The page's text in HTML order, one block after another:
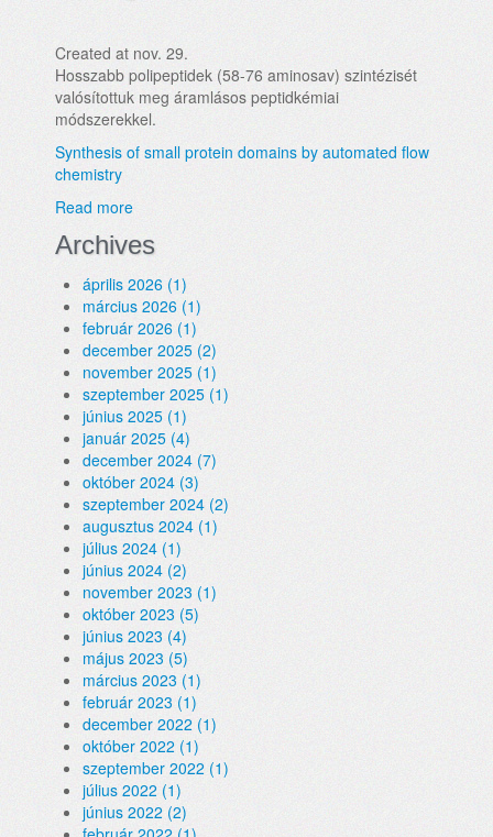
Created at nov. 29.
Hosszabb polipeptidek (58-76 aminosav) szintézisét
valósítottuk meg áramlásos peptidkémiai
módszerekkel.
Synthesis of small protein domains by automated flow
chemistry
Read more
Archives
április 2026 (1)
március 2026 (1)
február 2026 (1)
december 2025 (2)
november 2025 (1)
szeptember 2025 (1)
június 2025 (1)
január 2025 (4)
december 2024 (7)
október 2024 (3)
szeptember 2024 (2)
augusztus 2024 (1)
július 2024 (1)
június 2024 (2)
november 2023 (1)
október 2023 (5)
június 2023 (4)
május 2023 (5)
március 2023 (1)
február 2023 (1)
december 2022 (1)
október 2022 (1)
szeptember 2022 (1)
július 2022 (1)
június 2022 (2)